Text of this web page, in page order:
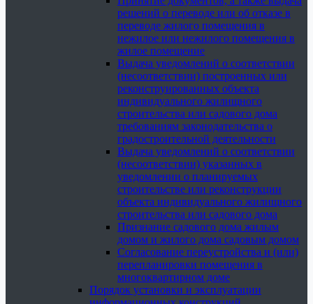
решений о переводе или об отказе в
переводе жилого помещения в
нежилое или нежилого помещения в
жилое помещение
Выдача уведомлений о соответствии
(несоответствии) построенных или
реконструированных объекта
индивидуального жилищного
строительства или садового дома
требованиям законодательства о
градостроительной деятельности
Выдача уведомлений о соответствии
(несоответствии) указанных в
уведомлении о планируемых
строительстве или реконструкции
объекта индивидуального жилищного
строительства или садового дома
Признание садового дома жилым
домом и жилого дома садовым домом
Согласование переустройства и (или)
перепланировки помещения в
многоквартирном доме
Порядок установки и эксплуатации